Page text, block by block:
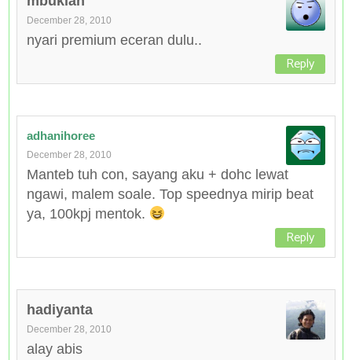
December 28, 2010
nyari premium eceran dulu..
Reply
adhanihoree
December 28, 2010
Manteb tuh con, sayang aku + dohc lewat
ngawi, malem soale. Top speednya mirip beat
ya, 100kpj mentok.
Reply
hadiyanta
December 28, 2010
alay abis